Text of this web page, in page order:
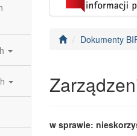
Dokumenty
w sprawie: